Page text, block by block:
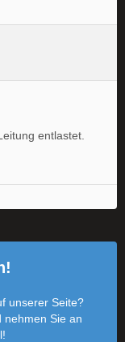
entlastet.
unserer Seite?
nehmen Sie an